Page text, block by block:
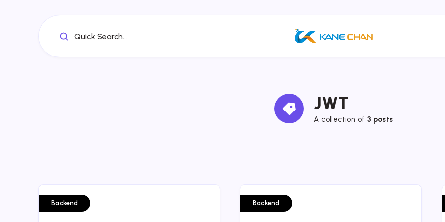
Quick Search...
JWT
A collection of 3 posts
Backend Backend